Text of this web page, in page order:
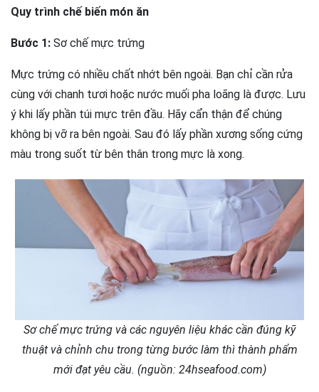
Quy trình chế biến món ăn
Bước 1: Sơ chế mực trứng
Mực trứng có nhiều chất nhớt bên ngoài. Bạn chỉ cần rửa
cùng với chanh tươi hoặc nước muối pha loãng là được. Lưu
ý khi lấy phần túi mực trên đầu. Hãy cẩn thận để chúng
không bị vỡ ra bên ngoài. Sau đó lấy phần xương sống cứng
màu trong suốt từ bên thân trong mực là xong.
Sơ chế mực trứng và các nguyên liệu khác cần đúng kỹ
thuật và chỉnh chu trong từng bước làm thì thành phẩm
mới đạt yêu cầu. (nguồn: 24hseafood.com)